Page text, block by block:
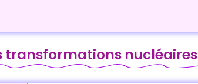
transformations nucléaires